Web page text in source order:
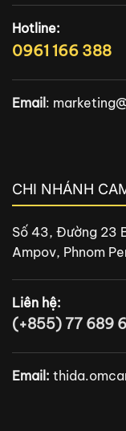
Hotline:
0961 166 388
Email :
CHI NHÁNH
Số 43, Đường 23
Ampov, Phnom
Liên hệ:
(+855) 77 689
Email: